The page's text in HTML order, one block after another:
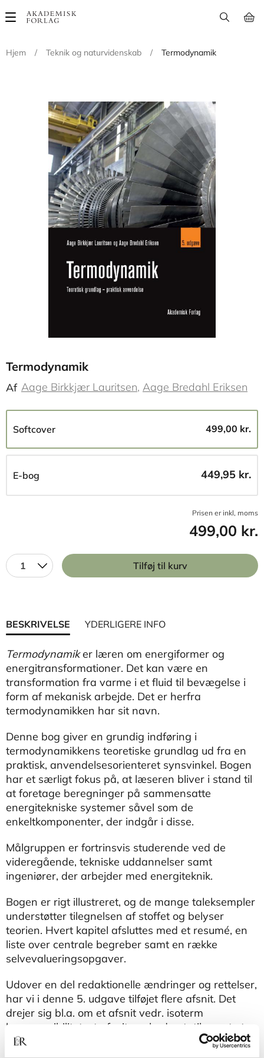
Main
Hjem
/ Teknik og naturvidenskab / Termodynamik
Termodynamik
Af Aage Birkkjær Lauritsen Aage Bredahl Eriksen
Softcover 499,00 kr.
E-bog 449,95 kr.
Prisen er inkl, moms
499,00 kr.
1 Tilføj til kurv
BESKRIVELSE YDERLIGERE INFO
Termodynamiker læren om energiformer og
energitransformationer. Det kan være en
transformation fra varme i et fluid til bevægelse i
form af mekanisk arbejde. Det er herfra
termodynamikken har sit navn.
Denne bog giver en grundig indføring i
termodynamikkens teoretiske grundlag ud fra en
praktisk, anvendelsesorienteret synsvinkel. Bogen
har et særligt fokus på, at læseren bliver i stand til
at foretage beregninger på sammensatte
energitekniske systemer såvel som de
enkeltkomponenter, der indgår i disse.
Målgruppen er fortrinsvis studerende ved de
videregående, tekniske uddannelser samt
ingeniører, der arbejder med energiteknik.
Bogen er rigt illustreret, og de mange taleksempler
understøtter tilegnelsen af stoffet og belyser
teorien. Hvert kapitel afsluttes med et resumé, en
liste over centrale begreber samt en række
selvevalueringsopgaver.
Udover en del redaktionelle ændringer og rettelser,
har vi i denne 5. udgave tilføjet flere afsnit. Det
drejer sig bl.a. om et afsnit vedr. isoterm
kompressibilitet, et afsnit om hydrostatik samt et
afsnit omhandlende energiomsætning i vindmøller,